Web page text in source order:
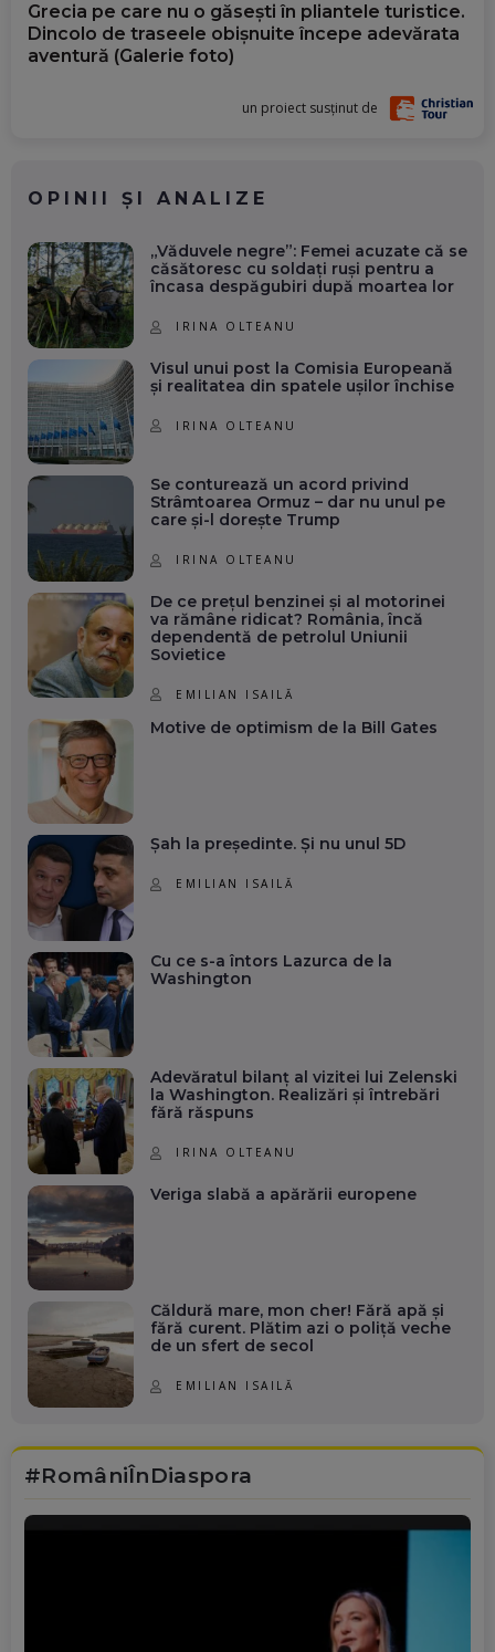
Grecia pe care nu o găsești în pliantele turistice.
Dincolo de traseele obișnuite începe adevărata
aventură (Galerie foto)
un proiect susținut de
OPINII ȘI ANALIZE
„Văduvele negre”: Femei acuzate că se
căsătoresc cu soldați ruși pentru a
încasa despăgubiri după moartea lor
IRINA OLTEANU
Visul unui post la Comisia Europeană
și realitatea din spatele ușilor închise
IRINA OLTEANU
Se conturează un acord privind
Strâmtoarea Ormuz – dar nu unul pe
care și-l dorește Trump
IRINA OLTEANU
De ce prețul benzinei și al motorinei
va rămâne ridicat? România, încă
dependentă de petrolul Uniunii
Sovietice
EMILIAN ISAILĂ
Motive de optimism de la Bill Gates
Șah la președinte. Și nu unul 5D
EMILIAN ISAILĂ
Cu ce s-a întors Lazurca de la
Washington
Adevăratul bilanț al vizitei lui Zelenski
la Washington. Realizări și întrebări
fără răspuns
IRINA OLTEANU
Veriga slabă a apărării europene
Căldură mare, mon cher! Fără apă și
fără curent. Plătim azi o poliță veche
de un sfert de secol
EMILIAN ISAILĂ
#RomâniÎnDiaspora